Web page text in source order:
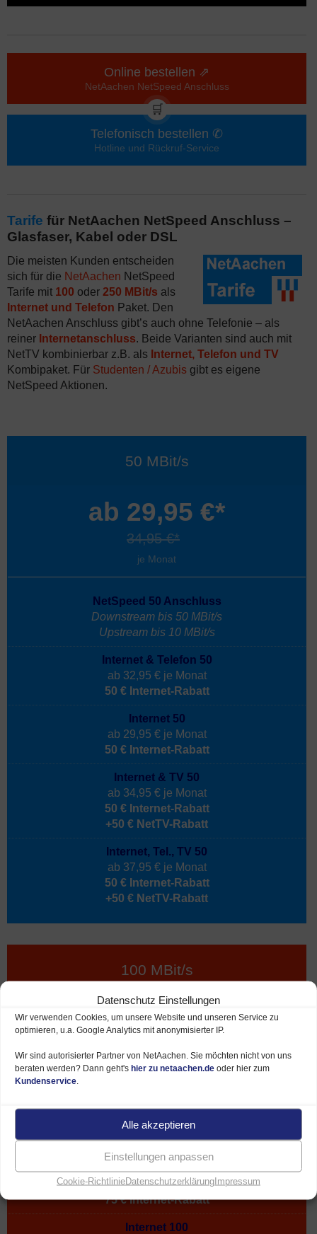
Datenschutz Einstellungen
Wir verwenden Cookies, um unsere Website und unseren Service zu
optimieren, u.a. Google Analytics mit anonymisierter IP.
Wir sind autorisierter Partner von NetAachen. Sie möchten nicht von uns
beraten werden? Dann geht's hier zu netaachen.de oder hier zum
Kundenservice
Alle akzeptieren
Einstellungen anpassen
Cookie-RichtlinieDatenschutzerklärungImpressum
Online bestellen ⇗
NetAachen NetSpeed Anschluss
🛒
Telefonisch bestellen ✆
Hotline und Rückruf-Service
Tarife für NetAachen NetSpeed Anschluss –
Glasfaser, Kabel oder DSL
Die meisten Kunden entscheiden
sich für die NetAachen NetSpeed
Tarife mit 100 oder 250 MBit/s als
Internet und Telefon Paket. Den
NetAachen Anschluss gibt’s auch ohne Telefonie – als
reiner Internetanschluss. Beide Varianten sind auch mit
NetTV kombinierbar z.B. als Internet, Telefon und TV
Kombipaket. Für Studenten / Azubis gibt es eigene
NetSpeed Aktionen.
50 MBit/s
ab 29,95 €*
34,95 €*
je Monat
NetSpeed 50 Anschluss
Downstream bis 50 MBit/s
Upstream bis 10 MBit/s
Internet & Telefon 50
ab 32,95 € je Monat
50 € Internet-Rabatt
Internet 50
ab 29,95 € je Monat
50 € Internet-Rabatt
Internet & TV 50
ab 34,95 € je Monat
50 € Internet-Rabatt
+50 € NetTV-Rabatt
Internet, Tel., TV 50
ab 37,95 € je Monat
50 € Internet-Rabatt
+50 € NetTV-Rabatt
100 MBit/s
ab 32,45 €*
je Monat
NetSpeed 100 Anschluss
Download bis 100 MBit/s
Upload bis 40 MBit/s
Internet & Telefon 100
ab 35,45 € je Monat
75 € Internet-Rabatt
Internet 100